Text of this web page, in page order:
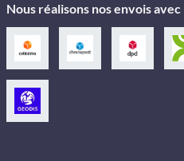
Nous réalisons nos envois avec